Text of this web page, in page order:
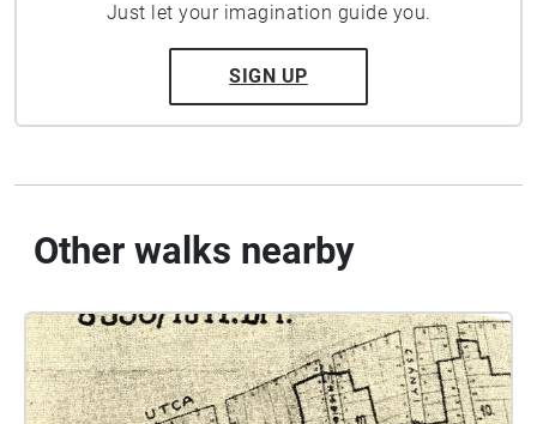
Just let your imagination guide you.
SIGN UP
Other walks nearby